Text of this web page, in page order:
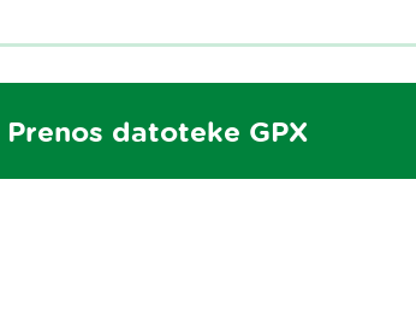
Prenos datoteke GPX